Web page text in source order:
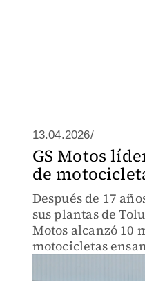
13.04.2026/
GS Motos
de
Después de 17
sus plantas de
Motos alcanzó 10
motocicletas